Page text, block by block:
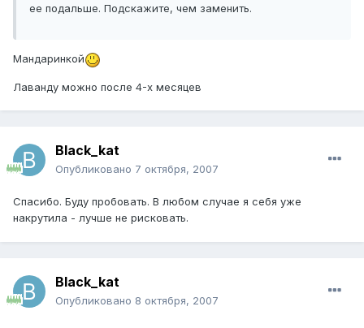
ее подальше. Подскажите, чем заменить.
Мандаринкой
Лаванду можно после 4-х месяцев
Black_kat
Опубликовано 7 октября, 2007
Спасибо. Буду пробовать. В любом случае я себя уже
накрутила - лучше не рисковать.
Black_kat
Опубликовано 8 октября, 2007